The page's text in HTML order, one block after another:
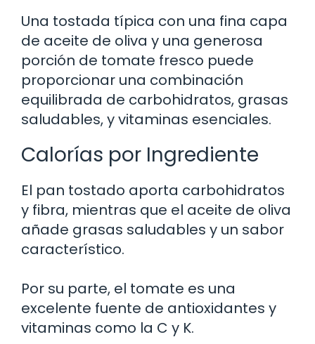
Una tostada típica con una fina capa
de aceite de oliva y una generosa
porción de tomate fresco puede
proporcionar una combinación
equilibrada de carbohidratos, grasas
saludables, y vitaminas esenciales.
Calorías por Ingrediente
El pan tostado aporta carbohidratos
y fibra, mientras que el aceite de oliva
añade grasas saludables y un sabor
característico.
Por su parte, el tomate es una
excelente fuente de antioxidantes y
vitaminas como la C y K.